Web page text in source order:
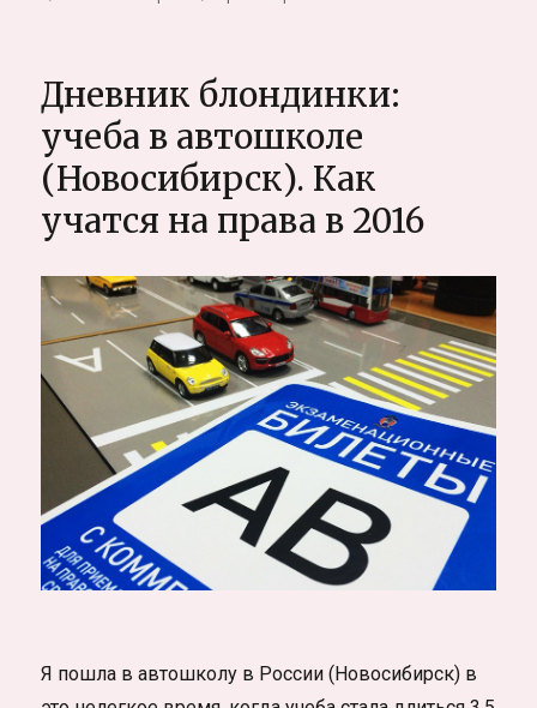
плюсы
в
Таиланде,
Вьетнаме,
Бали
Азии)
Дневник блондинки:
учеба в автошколе
(Новосибирск). Как
учатся на права в 2016
Я пошла в автошколу в России (Новосибирск) в